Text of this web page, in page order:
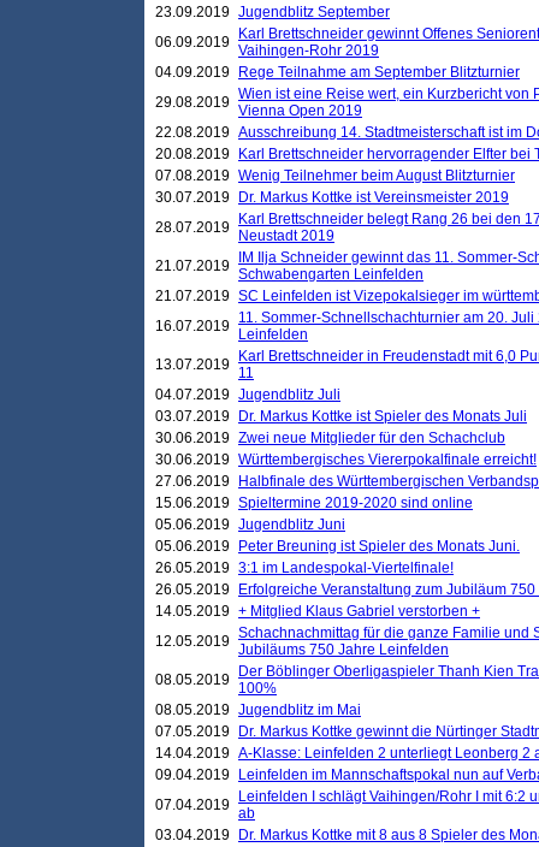
23.09.2019 Jugendblitz September
06.09.2019
Karl Brettschneider gewinnt Offenes
Vaihingen-Rohr 2019
04.09.2019
Rege Teilnahme am September Blitzturnier
29.08.2019 Wien ist eine Reise wert, ein Kurzbericht von
Vienna Open 2019
22.08.2019 Ausschreibung 14. Stadtmeisterschaft ist im
20.08.2019
Karl Brettschneider hervorragender Elfter bei
07.08.2019 Wenig Teilnehmer beim August Blitzturnier
30.07.2019
Dr. Markus Kottke ist Vereinsmeister 2019
28.07.2019
Karl Brettschneider belegt Rang 26 bei den
Neustadt 2019
21.07.2019
IM Ilja Schneider gewinnt das 11. Sommer-
Schwabengarten Leinfelden
21.07.2019 SC Leinfelden ist Vizepokalsieger im
16.07.2019 11. Sommer-Schnellschachturnier am 20.
Leinfelden
13.07.2019
Karl Brettschneider in Freudenstadt mit 6,0
11
04.07.2019 Jugendblitz Juli
03.07.2019
Dr. Markus Kottke ist Spieler des Monats Juli
30.06.2019 Zwei neue Mitglieder für den Schachclub
30.06.2019 Württembergisches Viererpokalfinale erreicht!
27.06.2019
Halbfinale des Württembergischen
15.06.2019 Spieltermine 2019-2020 sind online
05.06.2019 Jugendblitz Juni
05.06.2019
Peter Breuning ist Spieler des Monats Juni.
26.05.2019 3:1 im Landespokal-Viertelfinale!
26.05.2019
Erfolgreiche Veranstaltung zum Jubiläum
14.05.2019 + Mitglied Klaus Gabriel verstorben +
12.05.2019 Schachnachmittag für die ganze Familie und
Jubiläums 750 Jahre Leinfelden
08.05.2019
Der Böblinger Oberligaspieler Thanh Kien
100%
08.05.2019 Jugendblitz im Mai
07.05.2019
Dr. Markus Kottke gewinnt die Nürtinger
14.04.2019 A-Klasse: Leinfelden 2 unterliegt Leonberg 2
09.04.2019
Leinfelden im Mannschaftspokal nun auf
07.04.2019
Leinfelden I schlägt Vaihingen/Rohr I mit 6:2
ab
03.04.2019
Dr. Markus Kottke mit 8 aus 8 Spieler des